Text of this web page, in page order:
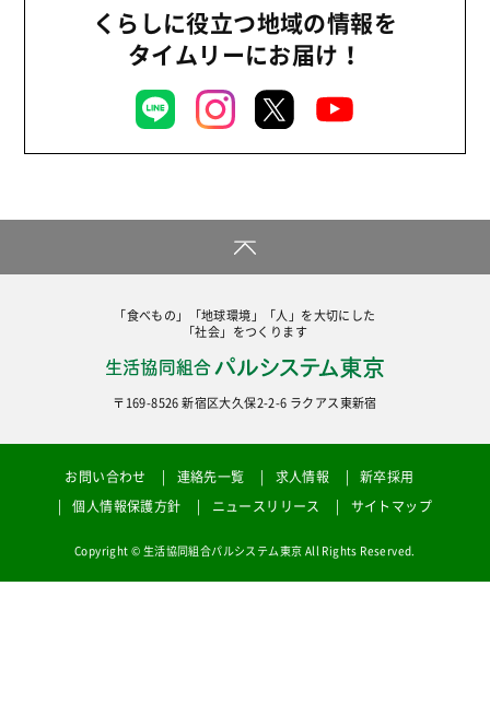
くらしに役立つ地域の情報を
タイムリーにお届け！
「食べもの」「地球環境」「人」を大切にした
「社会」をつくります
〒169-8526 新宿区大久保2-2-6 ラクアス東新宿
お問い合わせ 連絡先一覧 求人情報
新卒採用
個人情報保護方針
ニュースリリース サイトマップ
Copyright © 生活協同組合パルシステム東京 All Rights Reserved.